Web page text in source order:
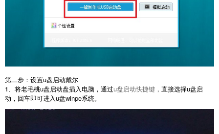
第二步：设置u盘启动戴尔
1、将老毛桃u盘启动盘插入电脑，通过u盘启动快捷键 ，直接选择u盘启
动，回车即可进入u盘winpe系统。